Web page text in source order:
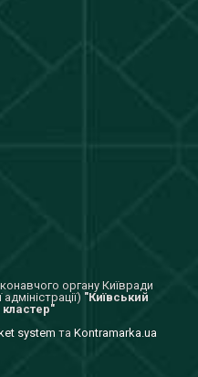
органу Київради
"Київський
кластер"
system та Kontramarka.ua